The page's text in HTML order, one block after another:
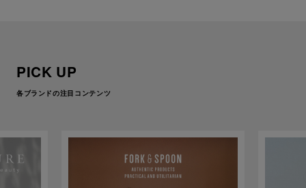
PICK UP
各ブランドの注目コンテンツ